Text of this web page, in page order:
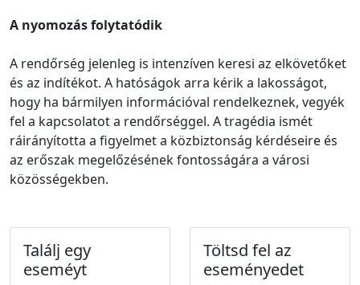
A nyomozás folytatódik
A rendőrség jelenleg is intenzíven keresi az elkövetőket
és az indítékot. A hatóságok arra kérik a lakosságot,
hogy ha bármilyen információval rendelkeznek, vegyék
fel a kapcsolatot a rendőrséggel. A tragédia ismét
ráirányította a figyelmet a közbiztonság kérdéseire és
az erőszak megelőzésének fontosságára a városi
közösségekben.
Találj egy
eseméyt
Töltsd fel az
eseményedet